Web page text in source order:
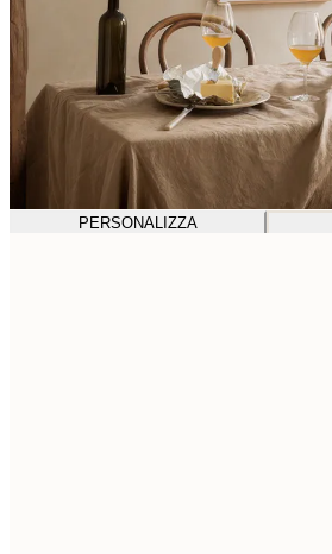
PERSONALIZZA